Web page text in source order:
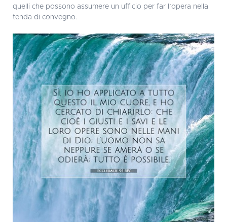
quelli che possono assumere un ufficio per far l’opera nella
tenda di convegno.